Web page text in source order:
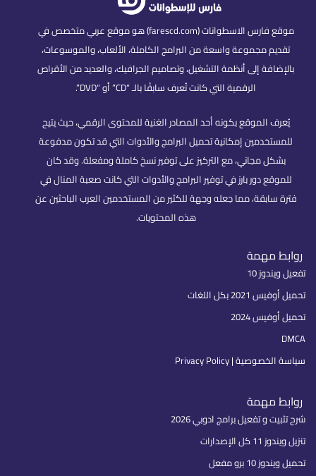
موقع فارس الاسطوانات (farescd.com) هو موقع عربي متخصص في
تقديم مجموعة واسعة من البرامج الكاملة، الألعاب، والموسوعات،
بالإضافة إلى أنظمة التشغيل، وتصاميم الجرافيك، والعديد من الأقراص
الرقمية التي كانت تُعرف سابقًا بالـ “CD” أو “DVD”.
يُعرف الموقع بكونه أحد المصادر الغنية للمحتوى الرقمي، حيث يتيح
للمستخدمين إمكانية تحميل البرامج والأدوات التي قد تكون مدفوعة
بشكل مجاني، مع التركيز على توفير نسخ كاملة ومفعلة. وقد كان
للموقع دور بارز في توفير البرامج والأدوات التي كانت صعبة المنال في
فترة سابقة، مما جعله وجهة للكثير من المستخدمين العرب الباحثين عن
هذه المحتويات.
روابط مهمة
تفعيل ويندوز 10
تحميل أوفيس 2021 بكل اللغات
تحميل أوفيس 2024
DMCA
سياسة الخصوصية | Privacy Policy
روابط مهمة
شرح تثبيت و تفعيل برامج ادوبي 2026
تنزيل ويندوز 11 كل الإصدارات
تحميل ويندوز 10 برو مفعل